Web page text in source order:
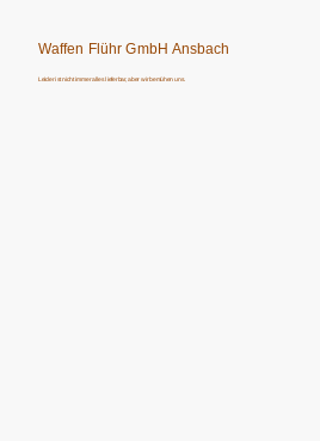
Waffen Flühr GmbH Ansbach
Leider ist nicht immer alles lieferbar, aber wir bemühen uns.